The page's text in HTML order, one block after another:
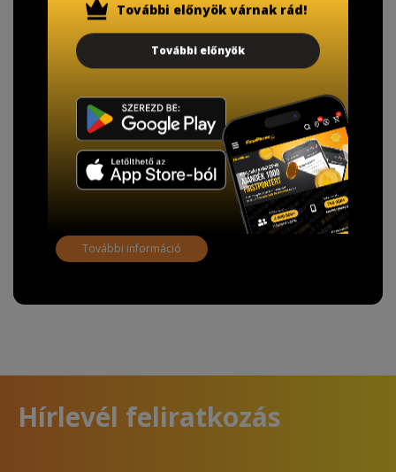
TISZTELT VÁSÁRLÓNK!
adatainak biztonsága érdekében!
A Kormány döntése alapján a kereskedő minden tartós
adathordozó termék vásárlásakor köteles ingyenes
adattörlő kódot biztosítani.
További információ
Hírlevél feliratkozás
További előnyök várnak rád!
További előnyök